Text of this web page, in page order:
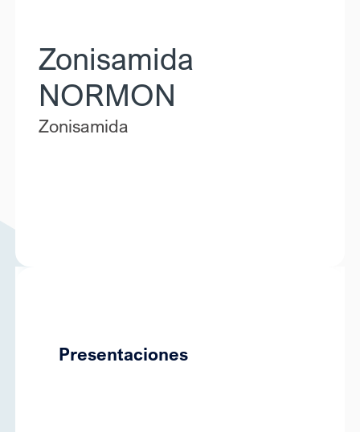
Zonisamida
NORMON
Zonisamida
Presentaciones